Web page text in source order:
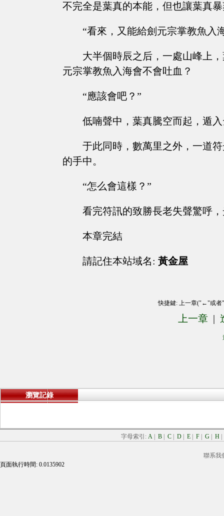
不完全是葉真的本能，但也讓葉真
“看來，又能給劍元宗掌教魚入
大半個時辰之后，一處山峰上
元宗掌教魚入海會不會吐血？
“應該會吧？”
低喃聲中，葉真騰空而起，遁
于此同時，數萬里之外，一道
的手中。
“怎么會這樣？”
看完符訊的致勝長老失聲驚呼
本章完結
請記住本站域名: 黃金屋
快捷鍵: 上一章("←"或
上一章 |
瀏覽記錄
字母索引: A B C D E F G H
聯系我
頁面執行時間: 0.0135902